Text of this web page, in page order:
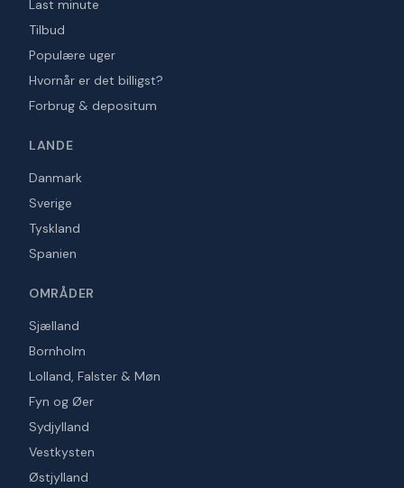
Last minute
Tilbud
Populære uger
Hvornår er det billigst?
Forbrug & depositum
LANDE
Danmark
Sverige
Tyskland
Spanien
OMRÅDER
Sjælland
Bornholm
Lolland, Falster & Møn
Fyn og Øer
Sydjylland
Vestkysten
Østjylland